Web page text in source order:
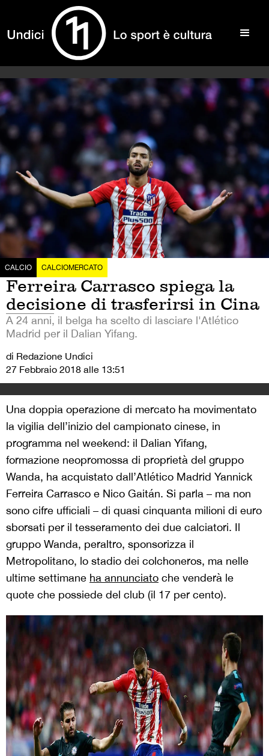
CALCIO CALCIOMERCATO
Ferreira Carrasco spiega la
decisione di trasferirsi in Cina
A 24 anni, il belga ha scelto di lasciare l'Atlético
Madrid per il Dalian Yifang.
di Redazione Undici
27 Febbraio 2018 alle 13:51
Una doppia operazione di mercato ha movimentato
la vigilia dell’inizio del campionato cinese, in
programma nel weekend: il Dalian Yifang,
formazione neopromossa di proprietà del gruppo
Wanda, ha acquistato dall’Atlético Madrid Yannick
Ferreira Carrasco e Nico Gaitán. Si parla – ma non
sono cifre ufficiali – di quasi cinquanta milioni di euro
sborsati per il tesseramento dei due calciatori. Il
gruppo Wanda, peraltro, sponsorizza il
Metropolitano, lo stadio dei colchoneros, ma nelle
ultime settimane ha annunciato che venderà le
quote che possiede del club (il 17 per cento).